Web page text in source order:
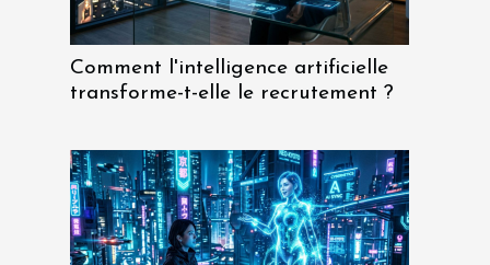
Comment l'intelligence artificielle
transforme-t-elle le recrutement ?